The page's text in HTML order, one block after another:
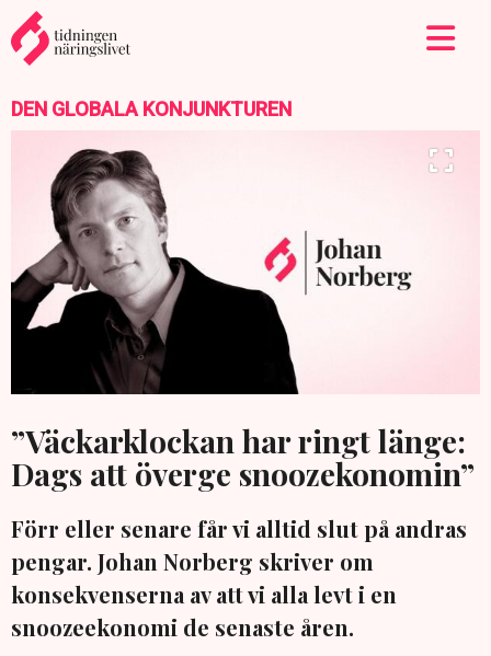
DEN GLOBALA KONJUNKTUREN
”Väckarklockan har ringt länge:
Dags att överge snoozekonomin”
Förr eller senare får vi alltid slut på andras
pengar. Johan Norberg skriver om
konsekvenserna av att vi alla levt i en
snoozeekonomi de senaste åren.